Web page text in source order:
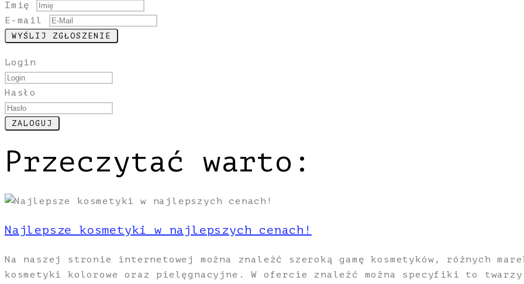
Imię
E-mail
Login
Hasło
Przeczytać warto:
Najlepsze kosmetyki w najlepszych cenach!
Na naszej stronie internetowej można znaleźć szeroką gamę kosmetyków, różnych
kosmetyki kolorowe oraz pielęgnacyjne. W ofercie znaleźć można specyfiki to